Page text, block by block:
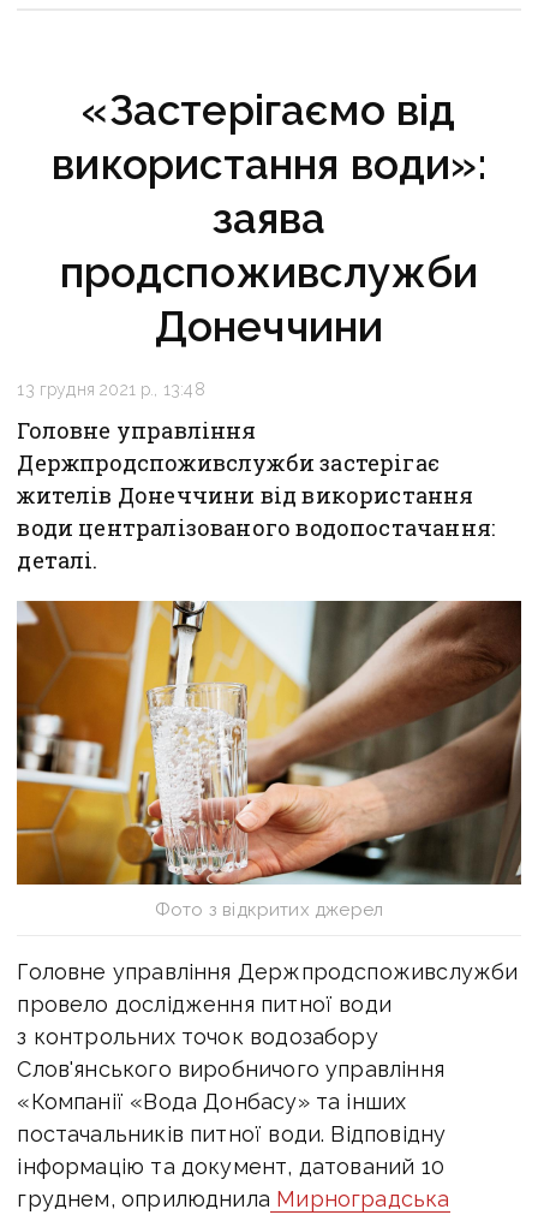
«Застерігаємо від
використання води»:
заява
продспоживслужби
Донеччини
13 грудня 2021 р., 13:48
Головне управління
Держпродспоживслужби застерігає
жителів Донеччини від використання
води централізованого водопостачання:
деталі.
Фото з відкритих джерел
Головне управління Держпродспоживслужби
провело дослідження питної води
з контрольних точок водозабору
Слов'янського виробничого управління
«Компанії «Вода Донбасу» та інших
постачальників питної води. Відповідну
інформацію та документ, датований 10
груднем, оприлюднила Мирноградська